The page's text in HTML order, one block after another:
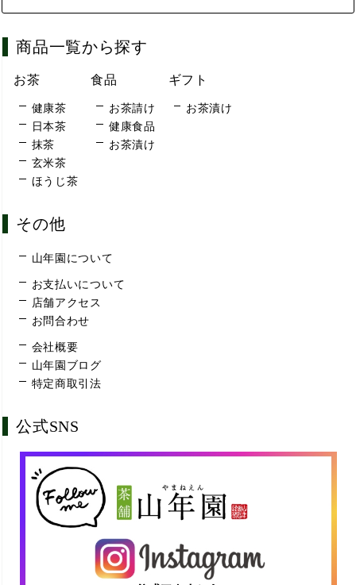
商品一覧から探す
お茶
健康茶
日本茶
抹茶
玄米茶
ほうじ茶
食品
お茶請け
健康食品
お茶漬け
ギフト
お茶漬け
その他
山年園について
お支払いについて
店舗アクセス
お問合わせ
会社概要
山年園ブログ
特定商取引法
公式SNS